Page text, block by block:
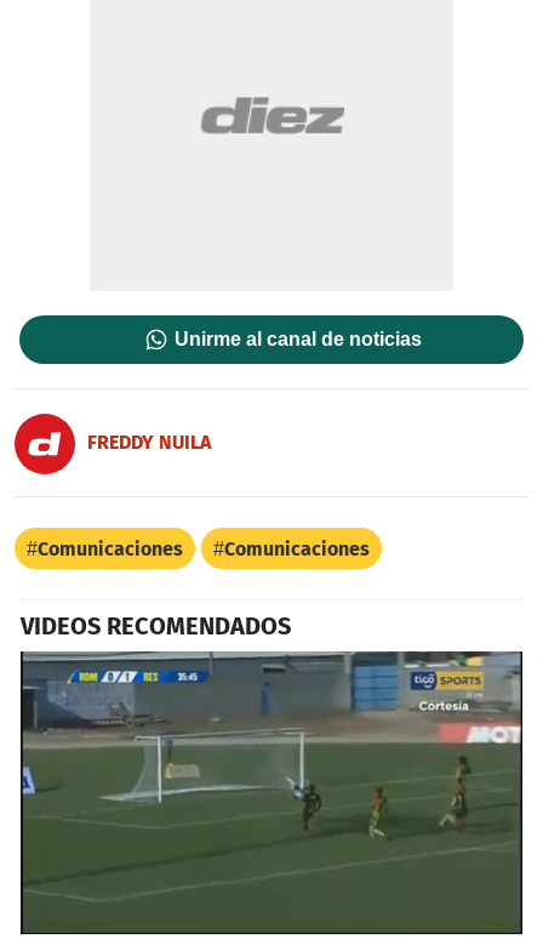
Unirme al canal de noticias
FREDDY NUILA
Comunicaciones Comunicaciones
VIDEOS RECOMENDADOS